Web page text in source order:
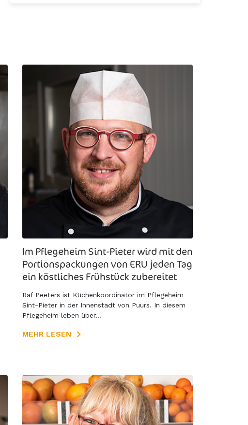
Im Pflegeheim Sint-Pieter wird mit den
Portionspackungen von ERU jeden Tag
ein köstliches Frühstück zubereitet
Raf Peeters ist Küchenkoordinator im Pflegeheim
Sint-Pieter in der Innenstadt von Puurs. In diesem
Pflegeheim leben über...
MEHR LESEN